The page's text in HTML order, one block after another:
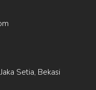
Setia, Bekasi